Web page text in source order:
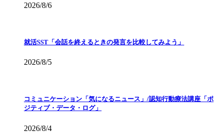
2026/8/6
就活SST「会話を終えるときの発言を比較してみよう」
2026/8/5
コミュニケーション「気になるニュース」/認知行動療法講座「ポ
ジティブ・データ・ログ」
2026/8/4